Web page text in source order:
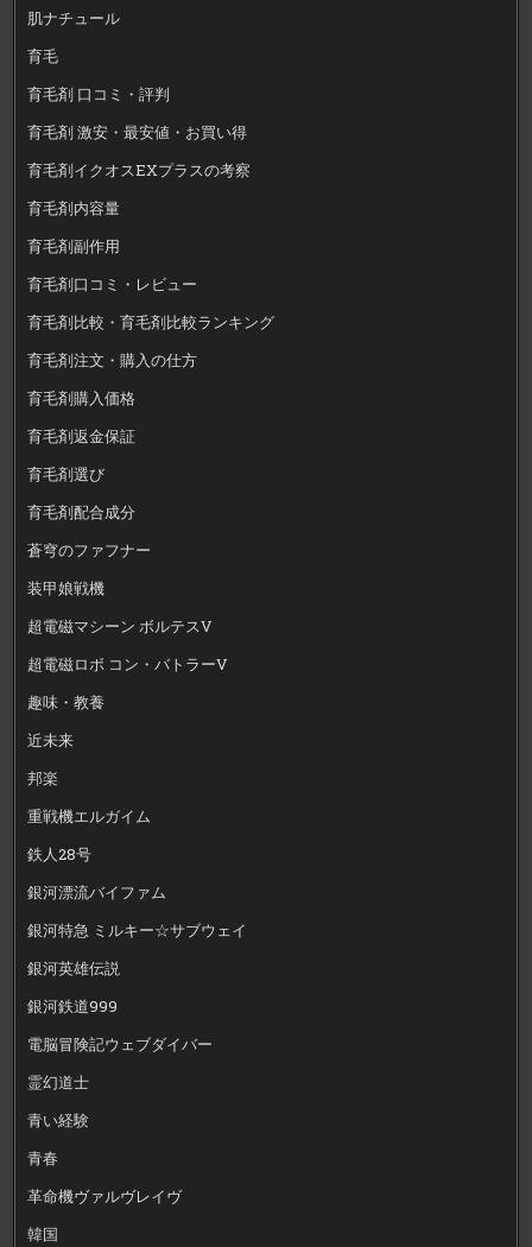
肌ナチュール
育毛
育毛剤 口コミ・評判
育毛剤 激安・最安値・お買い得
育毛剤イクオスEXプラスの考察
育毛剤内容量
育毛剤副作用
育毛剤口コミ・レビュー
育毛剤比較・育毛剤比較ランキング
育毛剤注文・購入の仕方
育毛剤購入価格
育毛剤返金保証
育毛剤選び
育毛剤配合成分
蒼穹のファフナー
装甲娘戦機
超電磁マシーン ボルテスV
超電磁ロボ コン・バトラーV
趣味・教養
近未来
邦楽
重戦機エルガイム
鉄人28号
銀河漂流バイファム
銀河特急 ミルキー☆サブウェイ
銀河英雄伝説
銀河鉄道999
電脳冒険記ウェブダイバー
霊幻道士
青い経験
青春
革命機ヴァルヴレイヴ
韓国